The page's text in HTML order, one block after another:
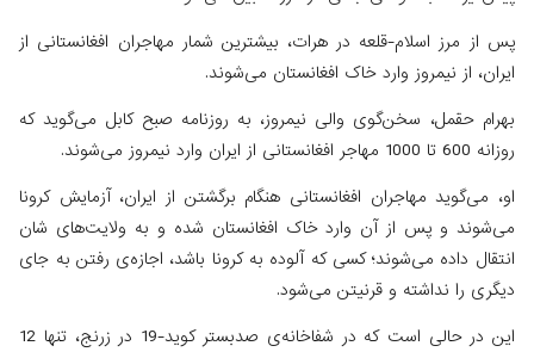
پس از مرز اسلام-قلعه در هرات، بیشترین شمار مهاجران افغانستانی از
ایران، از نیمروز وارد خاک افغانستان می‌شوند.
بهرام حقمل، سخن‌گوی والی نیمروز، به روزنامه صبح کابل می‌گوید که
روزانه 600 تا 1000 مهاجر افغانستانی از ایران وارد نیمروز می‌شوند.
او، می‌گوید مهاجران افغانستانی هنگام برگشتن از ایران، آزمایش کرونا
می‌شوند و پس از آن وارد خاک افغانستان شده و به ولایت‌های شان
انتقال داده می‌شوند؛ کسی که آلوده به کرونا باشد، اجازه‌ی رفتن به جای
دیگری را نداشته و قرنیتن می‌شود.
این در حالی است که در شفاخانه‌ی صدبستر کوید-19 در زرنج، تنها 12